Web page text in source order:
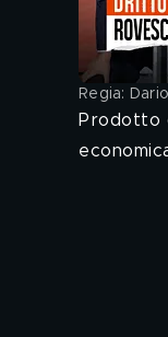
Regia:
Prodotto